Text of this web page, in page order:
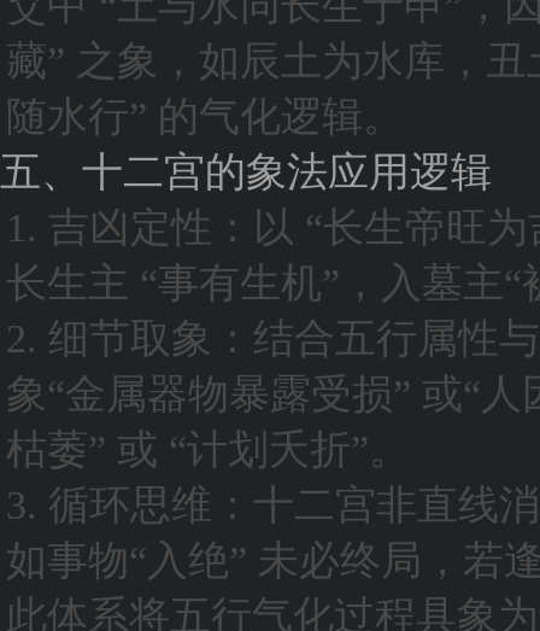
藏” 之象，如辰土为水库，
随水行” 的气化逻辑。
五、十二宫的象法应用逻辑
1. 吉凶定性：以 “长生帝旺
长生主 “事有生机”，入墓主“
2. 细节取象：结合五行属性
象“金属器物暴露受损” 或“
枯萎” 或 “计划夭折”。
3. 循环思维：十二宫非直线
如事物“入绝” 未必终局，若
此体系将五行气化过程具象